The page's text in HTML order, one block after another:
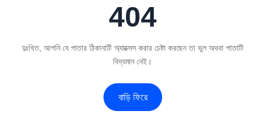
404
দুঃখিত, আপনি যে পাতার ঠিকানাটি অ্যাক্সেস করার চেষ্টা করছেন তা ভুল অথবা পাতাটি
বিদ্যমান নেই।
বাড়ি ফিরে